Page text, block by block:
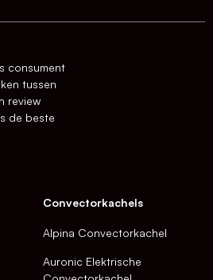
consument
tussen
review
de beste
Convectorkachels
Alpina Convectorkachel
Auronic Elektrische